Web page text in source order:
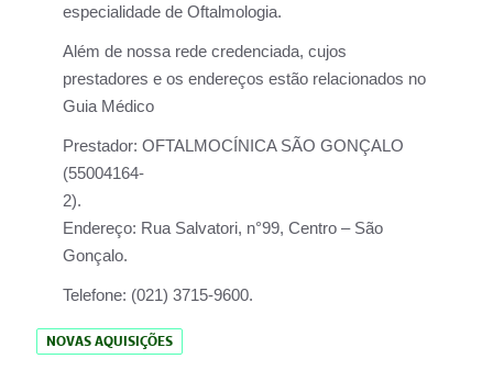
especialidade de Oftalmologia.
Além de nossa rede credenciada, cujos
prestadores e os endereços estão relacionados no
Guia Médico
Prestador: OFTALMOCÍNICA SÃO GONÇALO
(55004164-
2).
Endereço: Rua Salvatori, n°99, Centro – São
Gonçalo.
Telefone: (021) 3715-9600.
NOVAS AQUISIÇÕES